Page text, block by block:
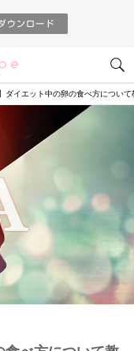
恋愛レシピ
ダイエット中の卵の食べ方につい